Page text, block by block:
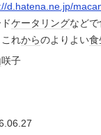
d.hatena.ne.jp/
ケータリングなどで
れからのよりよい食
咲子